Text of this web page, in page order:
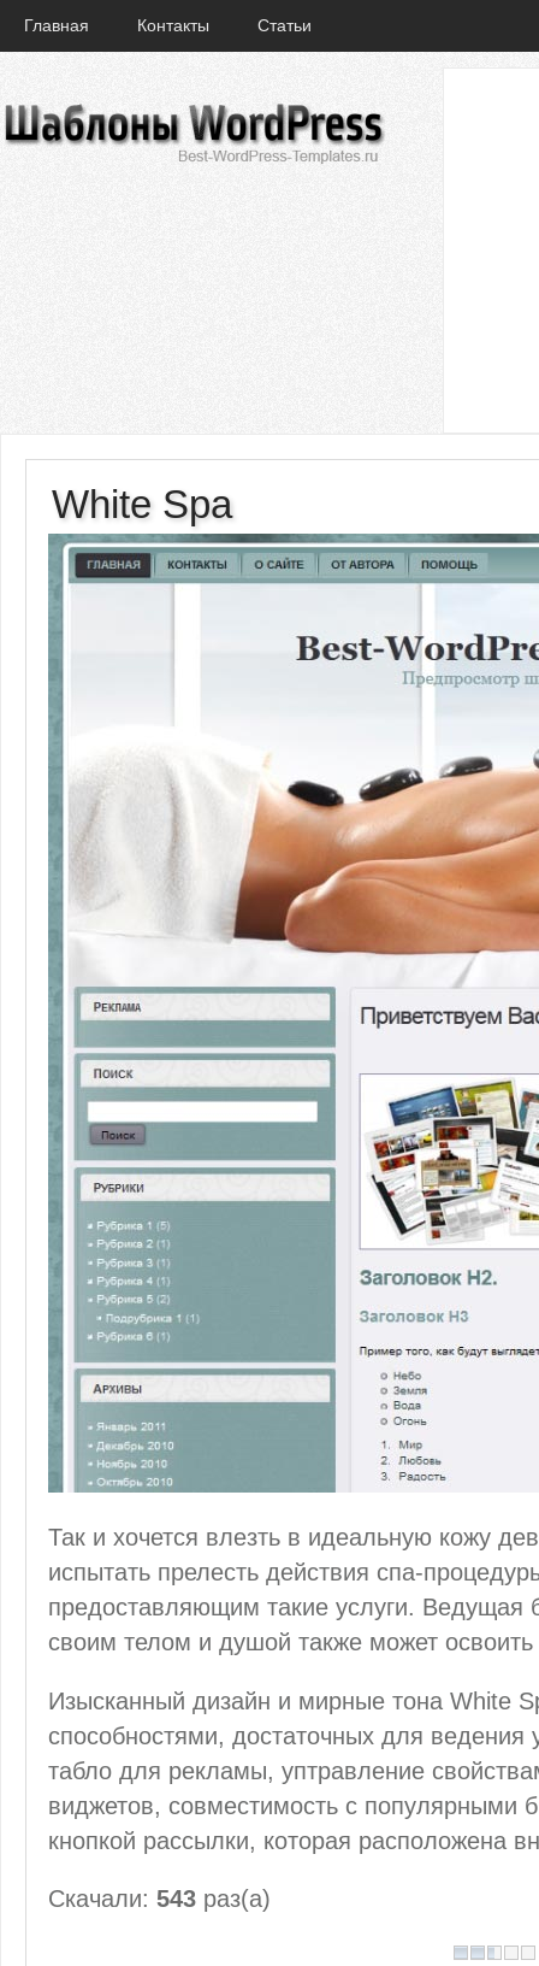
Главная Контакты Статьи
White Spa
Так и хочется влезть в идеальную кожу
испытать прелесть действия спа-
предоставляющим такие услуги. Ведущая
своим телом и душой также может
Изысканный дизайн и мирные тона White
способностями, достаточных для
табло для рекламы, уптравление
виджетов, совместимость с популярными
кнопкой рассылки, которая расположена
Скачали: 543 раз(а)